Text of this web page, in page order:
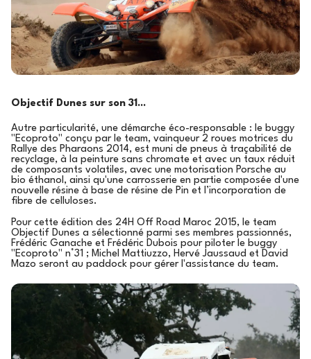
Objectif Dunes sur son 31...
Autre particularité, une démarche éco-responsable : le buggy
"Ecoproto" conçu par le team, vainqueur 2 roues motrices du
Rallye des Pharaons 2014, est muni de pneus à traçabilité de
recyclage, à la peinture sans chromate et avec un taux réduit
de composants volatiles, avec une motorisation Porsche au
bio éthanol, ainsi qu'une carrosserie en partie composée d'une
nouvelle résine à base de résine de Pin et l’incorporation de
fibre de celluloses.
Pour cette édition des 24H Off Road Maroc 2015, le team
Objectif Dunes a sélectionné parmi ses membres passionnés,
Frédéric Ganache et Frédéric Dubois pour piloter le buggy
"Ecoproto" n°31 ; Michel Mattiuzzo, Hervé Jaussaud et David
Mazo seront au paddock pour gérer l'assistance du team.